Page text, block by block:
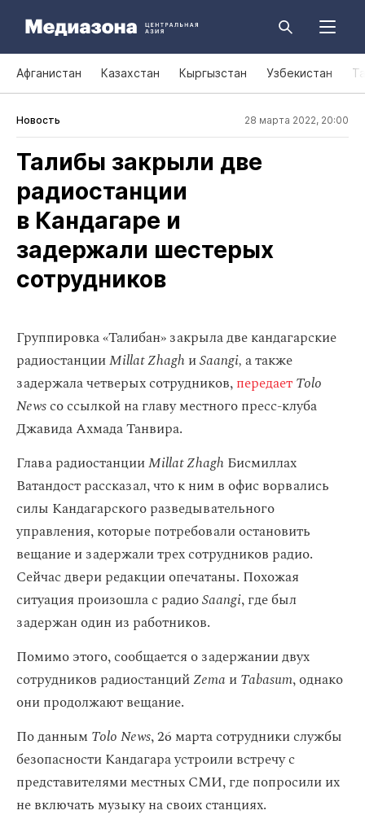
Афганистан Казахстан Кыргызстан Узбекистан
Новость 28 марта 2022, 20:00
Талибы закрыли две
радиостанции
в Кандагаре и
задержали шестерых
сотрудников
Группировка «Талибан» закрыла две кандагарские
радиостанцииMillat ZhaghиSaangi,а также
задержала четверых сотрудников,передаетTolo
Newsсо ссылкой на главу местного пресс-клуба
Джавида Ахмада Танвира.
Глава радиостанцииMillat ZhaghБисмиллах
Ватандост рассказал, что к ним в офис ворвались
силы Кандагарского разведывательного
управления, которые потребовали остановить
вещание и задержали трех сотрудников радио.
Сейчас двери редакции опечатаны. Похожая
ситуация произошла с радиоSaangi, где был
задержан один из работников.
Помимо этого, сообщается о задержании двух
сотрудников радиостанцийZema иTabasum, однако
они продолжают вещание.
По данным Tolo News, 26 марта сотрудники службы
безопасности Кандагара устроили встречу с
представителями местных СМИ, где попросили их
не включать музыку на своих станциях.